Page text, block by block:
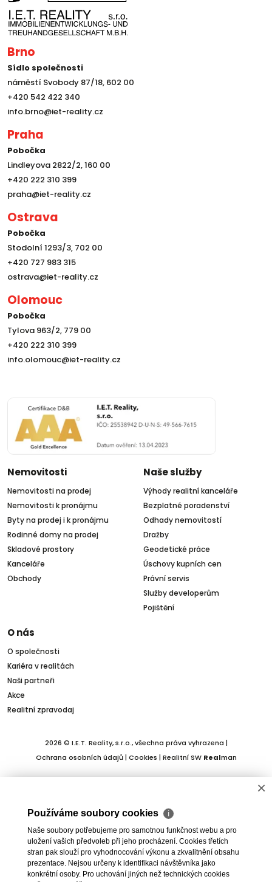
Brno
Sídlo společnosti
náměstí Svobody 87/18, 602 00
+420 542 422 340
info.brno@iet-reality.cz
Praha
Pobočka
Lindleyova 2822/2, 160 00
+420 222 310 399
praha@iet-reality.cz
Ostrava
Pobočka
Stodolní 1293/3, 702 00
+420 727 983 315
ostrava@iet-reality.cz
Olomouc
Pobočka
Tylova 963/2, 779 00
+420 222 310 399
info.olomouc@iet-reality.cz
Nemovitosti
Nemovitosti na prodej
Nemovitosti k pronájmu
Byty na prodej i k pronájmu
Rodinné domy na prodej
Skladové prostory
Kanceláře
Obchody
Naše služby
Výhody realitní kanceláře
Bezplatné poradenství
Odhady nemovitostí
Dražby
Geodetické práce
Úschovy kupních cen
Právní servis
Služby developerům
Pojištění
O nás
O společnosti
Kariéra v realitách
Naši partneři
Akce
Realitní zpravodaj
2026 © I.E.T. Reality, s.r.o., všechna práva vyhrazena |
Ochrana osobních údajů| Cookies | Realitní SW Realman
×
Používáme soubory cookies ℹ
Naše soubory potřebujeme pro samotnou funkčnost webu a pro
uložení vašich předvoleb při jeho procházení. Cookies třetích
stran pak slouží pro vyhodnocování výkonu a zkvalitnění obsahu
prezentace. Nejsou určeny k identifikaci návštěvníka jako
konkrétní osoby. Pro uchování jiných než technických cookies